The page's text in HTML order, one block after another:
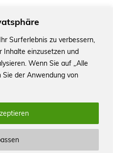
Surferlebnis zu verbessern,
Inhalte einzusetzen und
Wenn Sie auf „Alle
Sie der Anwendung von
Treffpunkt für
und der Region sowie
Tagungen und